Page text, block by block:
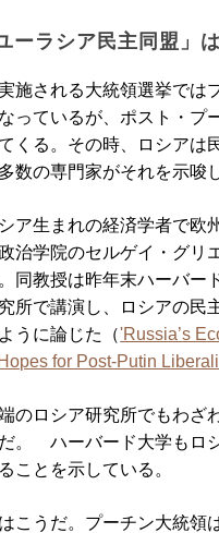
ーラシア民主同盟」
施される大統領選挙では
っているが、ポスト・プ
くる。その時、ロシアは
数の専門家がそれを示唆
ア生まれの経済学者で欧
治学院のセルゲイ・グリ
同教授は昨年末ハーバー
所で講演し、ロシアの民
うに論じた（'Russia’s
for Post-Putin
のロシア研究所でもわざ
。 ハーバード大学もロ
ことを示している。
こうだ。プーチン大統領